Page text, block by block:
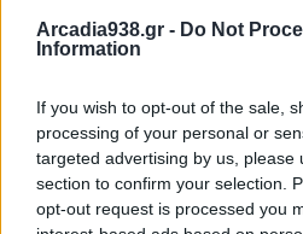
Arcadia938.gr - Do Not
Information
If you wish to opt-out of the sale,
processing of your personal or
targeted advertising by us, please
section to confirm your selection.
opt-out request is processed you
αφαίρεσαν από την οικία
κτίσμα χρήματα, σκοπευτικό
Δράστες τράπηκαν σε φυγή
Προανάκριση διενεργεί το
Εξιχνίασης Εγκλημάτων